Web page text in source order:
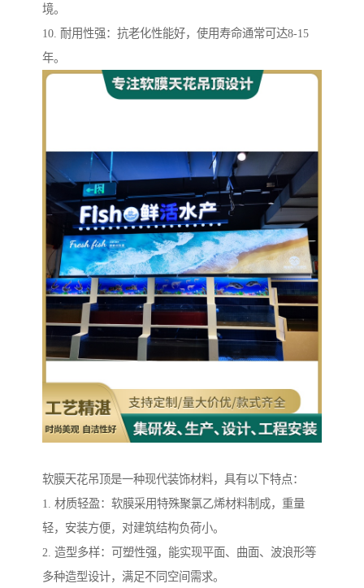
境。
10. 耐用性强：抗老化性能好，使用寿命通常可达8-15
年。
软膜天花吊顶是一种现代装饰材料，具有以下特点：
1. 材质轻盈：软膜采用特殊聚氯乙烯材料制成，重量
轻，安装方便，对建筑结构负荷小。
2. 造型多样：可塑性强，能实现平面、曲面、波浪形等
多种造型设计，满足不同空间需求。